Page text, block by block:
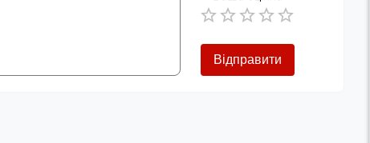
Відправити